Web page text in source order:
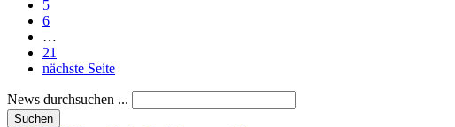
5
6
…
21
nächste Seite
News durchsuchen ...